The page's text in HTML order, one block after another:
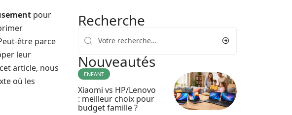
pour
être parce
leur
article, nous
où les
Recherche
Nouveautés
ENFANT
Xiaomi vs HP/Lenovo
: meilleur choix pour
budget famille ?